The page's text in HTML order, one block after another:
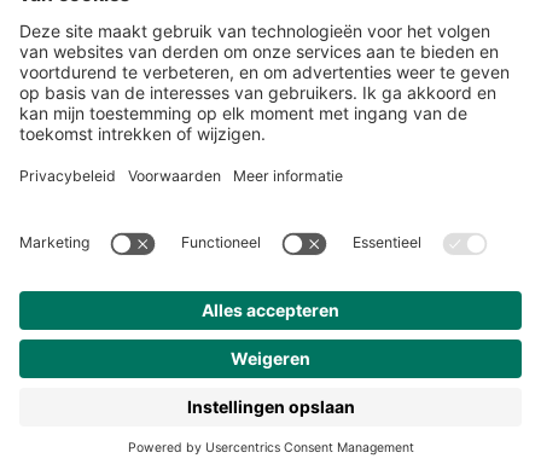
START
Meer over Noordhoff
Contact
Volg ons